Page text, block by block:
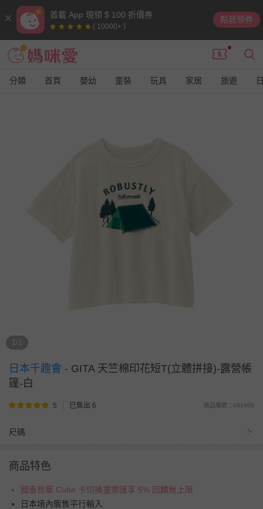
首載 App 現領 $ 100 折價券
( 10000+ )
點我領券
分類 首頁 嬰幼 童裝 玩具 家居 旅遊
1/1
日本千趣會 - GITA 天竺棉印花短T(立體拼接)-露營帳
篷-白
5 已售出 6 商品編號：491968
尺碼
商品特色
國泰世華 Cube 卡切換童樂匯享 5% 回饋無上限
日本境內販售平行輸入